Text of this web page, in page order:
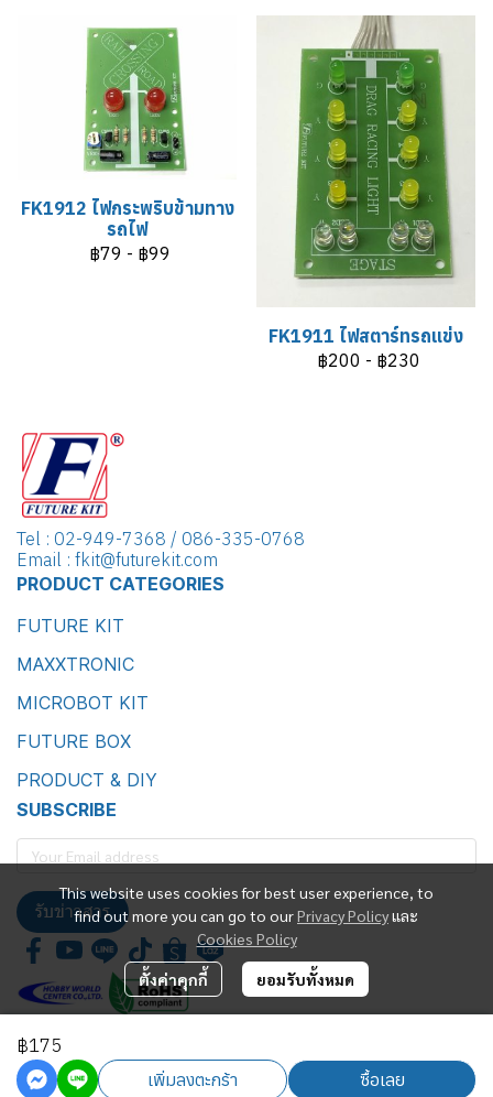
FK1912 ไฟกระพริบข้ามทาง
รถไฟ
฿79 - ฿99
FK1911 ไฟสตาร์ทรถแข่ง
฿200 - ฿230
฿175
เพิ่มลงตะกร้า ซื้อเลย
This website uses cookies for best user experience, to
find out more you can go to ourPrivacy Policyและ
Cookies Policy
ตั้งค่าคุกกี้ ยอมรับทั้งหมด
Tel : 02-949-7368 / 086-335-0768
Email : fkit@futurekit.com
PRODUCT CATEGORIES
FUTURE KIT
MAXXTRONIC
MICROBOT KIT
FUTURE BOX
PRODUCT & DIY
SUBSCRIBE
รับข่าวสาร
Future Kit Marketing Co., Ltd.